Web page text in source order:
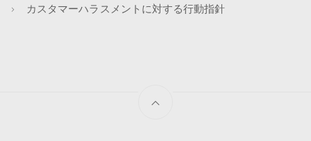
カスタマーハラスメントに対する行動指針